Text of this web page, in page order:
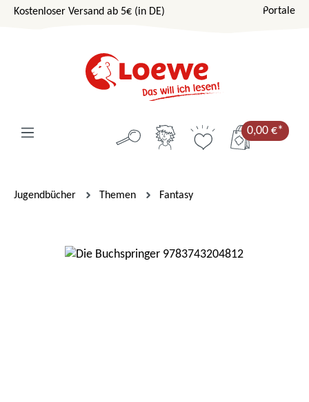
Zum Hauptinhalt springen
Kostenloser Versand ab 5€ (in DE) Portale
0,00 €*
Jugendbücher Themen Fantasy
Bildergalerie überspringen